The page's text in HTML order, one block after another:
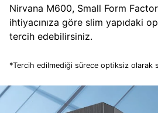
Nirvana M600, Small Form
ihtiyacınıza göre slim yapıdaki
tercih edebilirsiniz.
*Tercih edilmediği sürece optiksiz olarak